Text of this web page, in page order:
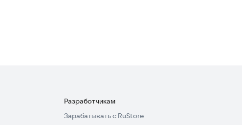
Разработчикам
Зарабатывать с RuStore